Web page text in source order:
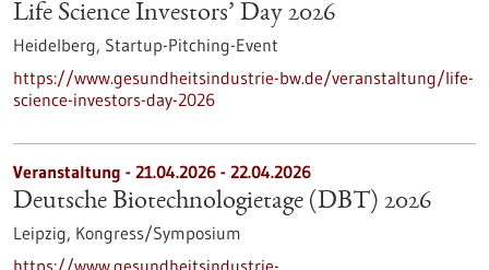
Life Science Investors’ Day 2026
Heidelberg, Startup-Pitching-Event
https://www.gesundheitsindustrie-bw.de/veranstaltung/life-
science-investors-day-2026
Veranstaltung - 21.04.2026 - 22.04.2026
Deutsche Biotechnologietage (DBT) 2026
Leipzig, Kongress/Symposium
https://www.gesundheitsindustrie-